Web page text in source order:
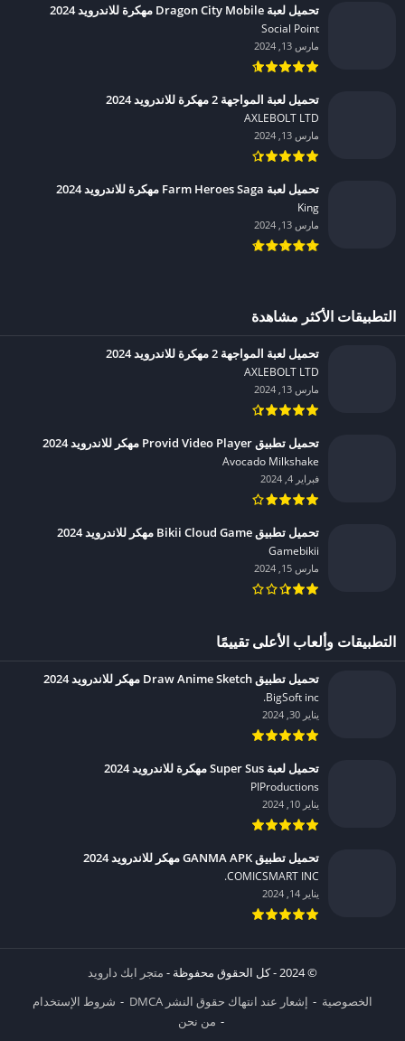
تحميل لعبة Dragon City Mobile مهكرة للاندرويد 2024
Social Point‏
مارس 13, 2024
تحميل لعبة المواجهة 2 مهكرة للاندرويد 2024
AXLEBOLT LTD‏
مارس 13, 2024
تحميل لعبة Farm Heroes Saga مهكرة للاندرويد 2024
King‏
مارس 13, 2024
التطبيقات الأكثر مشاهدة
تحميل لعبة المواجهة 2 مهكرة للاندرويد 2024
AXLEBOLT LTD‏
مارس 13, 2024
تحميل تطبيق Provid Video Player مهكر للاندرويد 2024
Avocado Milkshake‏
فبراير 4, 2024
تحميل تطبيق Bikii Cloud Game مهكر للاندرويد 2024
Gamebikii‏
مارس 15, 2024
التطبيقات وألعاب الأعلى تقييمًا
تحميل تطبيق Draw Anime Sketch مهكر للاندرويد 2024
BigSoft inc.‏
يناير 30, 2024
تحميل لعبة Super Sus مهكرة للاندرويد 2024
PIProductions‏
يناير 10, 2024
تحميل تطبيق GANMA APK مهكر للاندرويد 2024
COMICSMART INC.‏
يناير 14, 2024
© 2024 - كل الحقوق محفوظة -
متجر ابك دارويد
الخصوصية
إشعار عند انتهاك حقوق النشر DMCA
شروط الإستخدام
من نحن